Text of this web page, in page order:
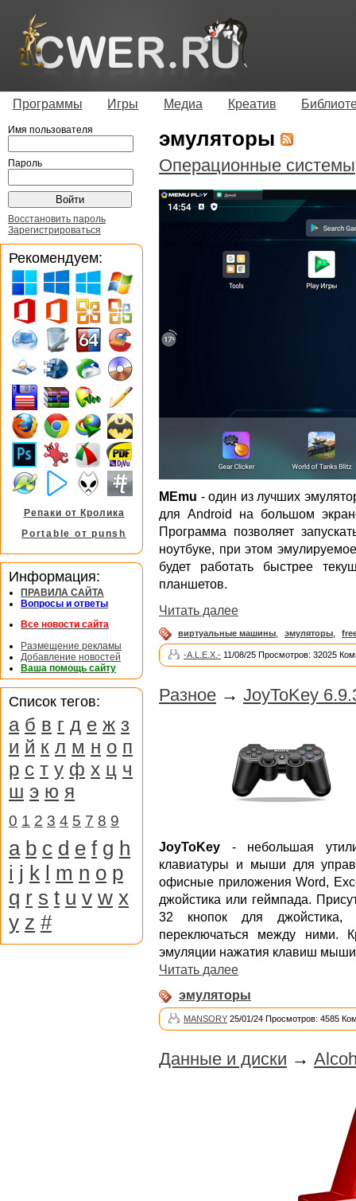
Программы Игры Медиа Креатив
эмуляторы
Операционные системы
MEmu - один из лучших
для Android на большом
Программа позволяет
ноутбуке, при этом
будет работать быстрее
планшетов.
Читать далее
виртуальные машины эмуляторы
-A.L.E.X.- 11/08/25 Просмотров: 32025
Разное → JoyToKey
JoyToKey - небольшая
клавиатуры и мыши для
офисные приложения Word,
джойстика или геймпада.
32 кнопок для джойстика,
переключаться между ними.
эмуляции нажатия клавиш
Читать далее
эмуляторы
MANSORY 25/01/24 Просмотров: 4585
Данные и диски →
Имя пользователя
Пароль
Восстановить пароль
Зарегистрироваться
Рекомендуем:
Репаки от Кролика
Portable от punsh
Информация:
ПРАВИЛА САЙТА
Вопросы и ответы
Все новости сайта
Размещение рекламы
Добавление новостей
Ваша помощь сайту
Список тегов:
а б в г д е ж з
и й к л м н о п
р с т у ф х ц ч
ш э ю я
0 1 2 3 4 5 7 8 9
a b c d e f g h
i j k l m n o p
q r s t u v w x
y z #